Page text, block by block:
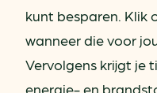
kunt besparen. Klik
wanneer die voor
Vervolgens krijgt je
energie- en